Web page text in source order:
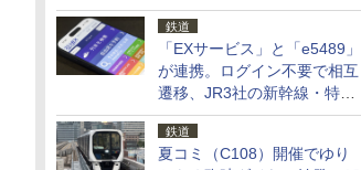
およそ半額でお得に夜活
鉄道
「EXサービス」と「e5489」
が連携。ログイン不要で相互
遷移、JR3社の新幹線・特急
予約をアプリで一括確認
鉄道
夏コミ（C108）開催でゆり